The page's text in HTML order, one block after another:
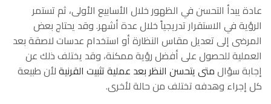
عادة يبدأ التحسن في الظهور خلال الأسابيع الأولى، ثم تستمر
الرؤية في الاستقرار تدريجياً خلال عدة أشهر. وقد يحتاج بعض
المرضى إلى تعديل مقاس النظارة أو استخدام عدسات لاصقة بعد
العملية للحصول على أفضل رؤية ممكنة، وقد يختلف ذلك عن
إجابة سؤالمتى يتحسن النظر بعد عملية تثبيت القرنيةلأن طبيعة
كل إجراء وهدفه تختلف من حالة لأخرى.